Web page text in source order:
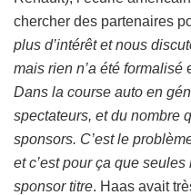
chercher des partenaires
plus d’intérêt et nous
mais rien n’a été formalisé
Dans la course auto en
spectateurs, et du nombre
sponsors. C’est le
et c’est pour ça que
sponsor titre. Haas avait